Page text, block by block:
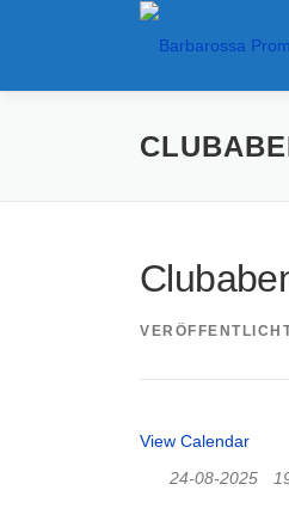
View Calendar
24-08-2025